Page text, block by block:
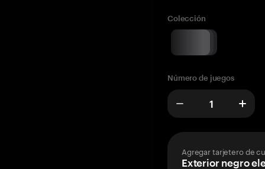
Colección
Número de juegos
Agregar tarjetero de
Exterior negro